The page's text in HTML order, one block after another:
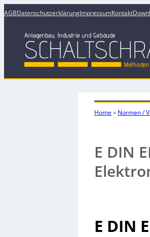
AGBDatenschutzerklärungImpressumKontakt
Home» Normen /
E DIN
E DIN